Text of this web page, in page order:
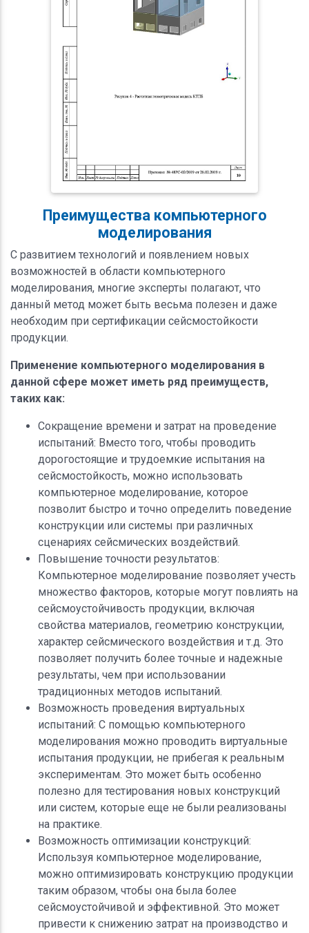
Преимущества компьютерного
моделирования
С развитием технологий и появлением новых
возможностей в области компьютерного
моделирования, многие эксперты полагают, что
данный метод может быть весьма полезен и даже
необходим при сертификации сейсмостойкости
продукции.
Применение компьютерного моделирования в
данной сфере может иметь ряд преимуществ,
таких как:
Сокращение времени и затрат на проведение
испытаний: Вместо того, чтобы проводить
дорогостоящие и трудоемкие испытания на
сейсмостойкость, можно использовать
компьютерное моделирование, которое
позволит быстро и точно определить поведение
конструкции или системы при различных
сценариях сейсмических воздействий.
Повышение точности результатов:
Компьютерное моделирование позволяет учесть
множество факторов, которые могут повлиять на
сейсмоустойчивость продукции, включая
свойства материалов, геометрию конструкции,
характер сейсмического воздействия и т.д. Это
позволяет получить более точные и надежные
результаты, чем при использовании
традиционных методов испытаний.
Возможность проведения виртуальных
испытаний: С помощью компьютерного
моделирования можно проводить виртуальные
испытания продукции, не прибегая к реальным
экспериментам. Это может быть особенно
полезно для тестирования новых конструкций
или систем, которые еще не были реализованы
на практике.
Возможность оптимизации конструкций:
Используя компьютерное моделирование,
можно оптимизировать конструкцию продукции
таким образом, чтобы она была более
сейсмоустойчивой и эффективной. Это может
привести к снижению затрат на производство и